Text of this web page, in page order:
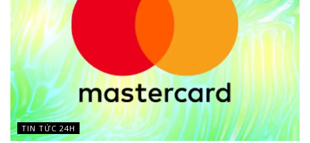
TIN TỨC 24H